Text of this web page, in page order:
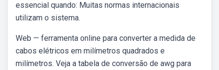
essencial quando: Muitas normas internacionais
utilizam o sistema.
Web — ferramenta online para converter a medida de
cabos elétricos em milímetros quadrados e
milímetros. Veja a tabela de conversão de awg para